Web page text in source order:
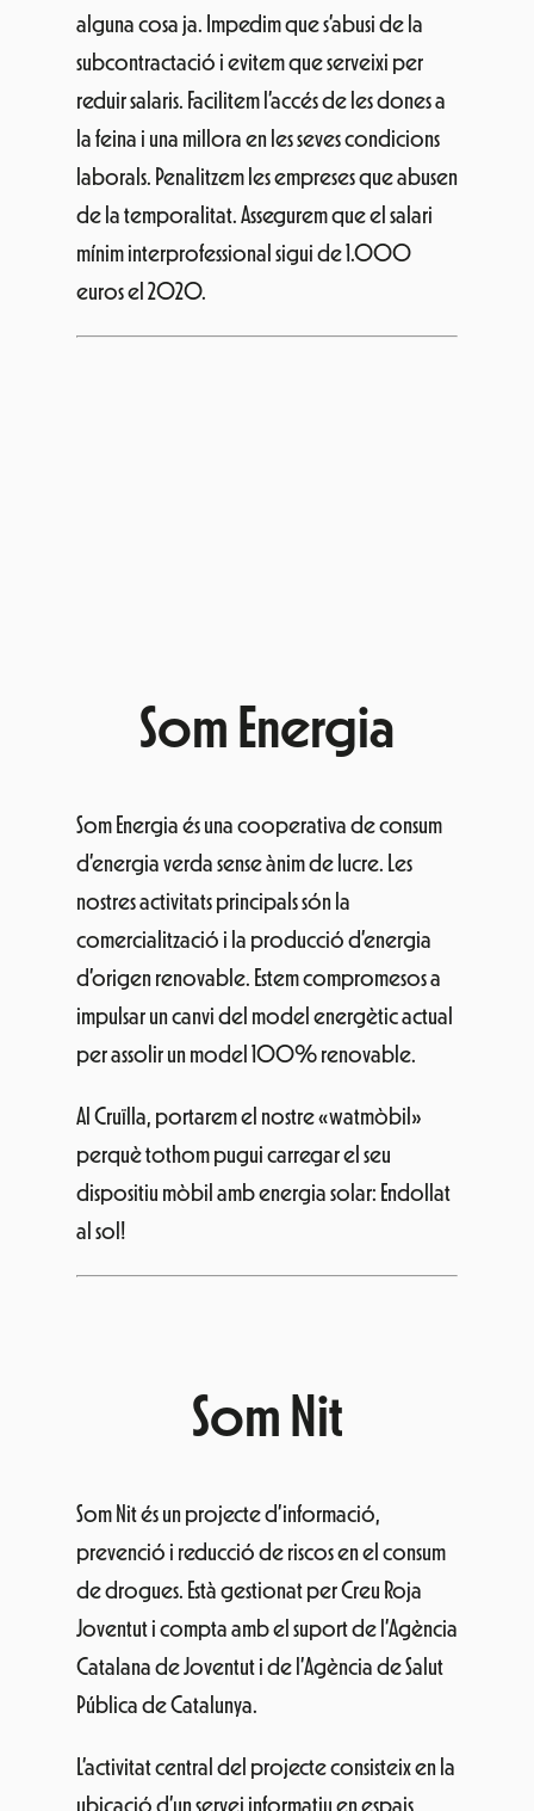
alguna cosa ja. Impedim que s’abusi de la
subcontractació i evitem que serveixi per
reduir salaris. Facilitem l’accés de les dones a
la feina i una millora en les seves condicions
laborals. Penalitzem les empreses que abusen
de la temporalitat. Assegurem que el salari
mínim interprofessional sigui de 1.000
euros el 2020.
Som Energia
Som Energia és una cooperativa de consum
d’energia verda sense ànim de lucre. Les
nostres activitats principals són la
comercialització i la producció d’energia
d’origen renovable. Estem compromesos a
impulsar un canvi del model energètic actual
per assolir un model 100% renovable.
Al Cruïlla, portarem el nostre «watmòbil»
perquè tothom pugui carregar el seu
dispositiu mòbil amb energia solar: Endollat
al sol!
Som Nit
Som Nit és un projecte d’informació,
prevenció i reducció de riscos en el consum
de drogues. Està gestionat per Creu Roja
Joventut i compta amb el suport de l’Agència
Catalana de Joventut i de l’Agència de Salut
Pública de Catalunya.
L’activitat central del projecte consisteix en la
ubicació d’un servei informatiu en espais